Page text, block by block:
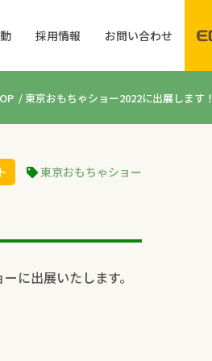
採用情報 お問い合わせ
/ 東京おもちゃショー2022に出展します！
東京おもちゃショー
に出展いたします。